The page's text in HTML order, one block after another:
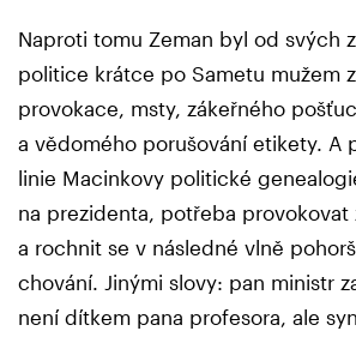
Naproti tomu Zeman byl od svých
politice krátce po Sametu mužem
provokace, msty, zákeřného
a vědomého porušování etikety. A
linie Macinkovy politické
na prezidenta, potřeba provokovat
a rochnit se v následné vlně
chování. Jinými slovy: pan ministr
není dítkem pana profesora, ale